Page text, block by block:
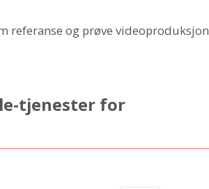
referanse og prøve videoproduksjon
tjenester for